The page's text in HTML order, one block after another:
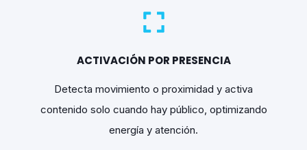
ACTIVACIÓN POR PRESENCIA
Detecta movimiento o proximidad y activa
contenido solo cuando hay público, optimizando
energía y atención.